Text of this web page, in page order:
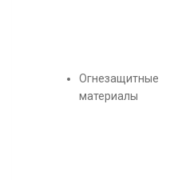
Огнезащитные
материалы